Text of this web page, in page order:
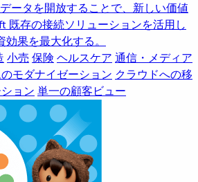
ータを開放することで、新しい価値
既存の接続ソリューションを活用し
果を最大化する。
小売 保険 ヘルスケア 通信・メディア
モダナイゼーション クラウドへの移
ョン 単一の顧客ビュー